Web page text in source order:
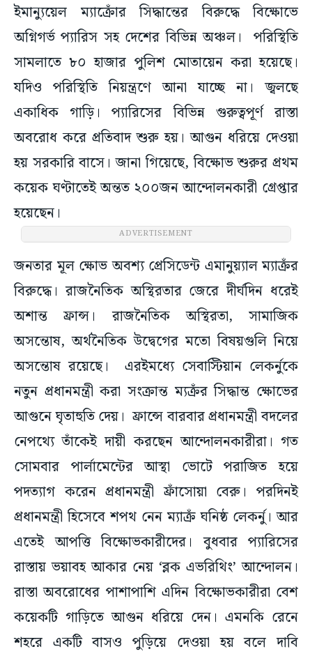
ইমান্যুয়েল ম্যাক্রোঁর সিদ্ধান্তের বিরুদ্ধে বিক্ষোভে
অগ্নিগর্ভ প্যারিস সহ দেশের বিভিন্ন অঞ্চল। পরিস্থিতি
সামলাতে ৮০ হাজার পুলিশ মোতায়েন করা হয়েছে।
যদিও পরিস্থিতি নিয়ন্ত্রণে আনা যাচ্ছে না। জ্বলছে
একাধিক গাড়ি। প্যারিসের বিভিন্ন গুরুত্বপূর্ণ রাস্তা
অবরোধ করে প্রতিবাদ শুরু হয়। আগুন ধরিয়ে দেওয়া
হয় সরকারি বাসে। জানা গিয়েছে, বিক্ষোভ শুরুর প্রথম
কয়েক ঘণ্টাতেই অন্তত ২০০জন আন্দোলনকারী গ্রেপ্তার
হয়েছেন।
ADVERTISEMENT
জনতার মূল ক্ষোভ অবশ্য প্রেসিডেন্ট এমানুয়্যাল ম্যাক্রঁর
বিরুদ্ধে। রাজনৈতিক অস্থিরতার জেরে দীর্ঘদিন ধরেই
অশান্ত ফ্রান্স। রাজনৈতিক অস্থিরতা, সামাজিক
অসন্তোষ, অর্থনৈতিক উদ্বেগের মতো বিষয়গুলি নিয়ে
অসন্তোষ রয়েছে। এরইমধ্যে সেবাস্টিয়ান লেকর্নুকে
নতুন প্রধানমন্ত্রী করা সংক্রান্ত ম্যক্রঁর সিদ্ধান্ত ক্ষোভের
আগুনে ঘৃতাহুতি দেয়। ফ্রান্সে বারবার প্রধানমন্ত্রী বদলের
নেপথ্যে তাঁকেই দায়ী করছেন আন্দোলনকারীরা। গত
সোমবার পার্লামেন্টের আস্থা ভোটে পরাজিত হয়ে
পদত্যাগ করেন প্রধানমন্ত্রী ফ্রাঁসোয়া বেরু। পরদিনই
প্রধানমন্ত্রী হিসেবে শপথ নেন ম্যাক্রঁ ঘনিষ্ঠ লেকর্নু। আর
এতেই আপত্তি বিক্ষোভকারীদের। বুধবার প্যারিসের
রাস্তায় ভয়াবহ আকার নেয় ‘ব্লক এভরিথিং’ আন্দোলন।
রাস্তা অবরোধের পাশাপাশি এদিন বিক্ষোভকারীরা বেশ
কয়েকটি গাড়িতে আগুন ধরিয়ে দেন। এমনকি রেনে
শহরে একটি বাসও পুড়িয়ে দেওয়া হয় বলে দাবি